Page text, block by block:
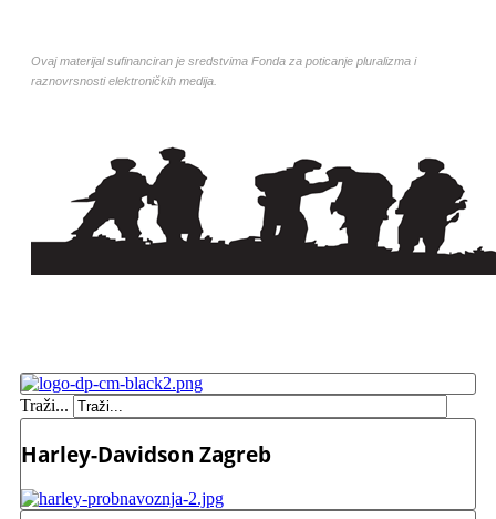
Ovaj materijal sufinanciran je sredstvima Fonda za poticanje pluralizma i
raznovrsnosti elektroničkih medija.
Traži...
Harley-Davidson Zagreb